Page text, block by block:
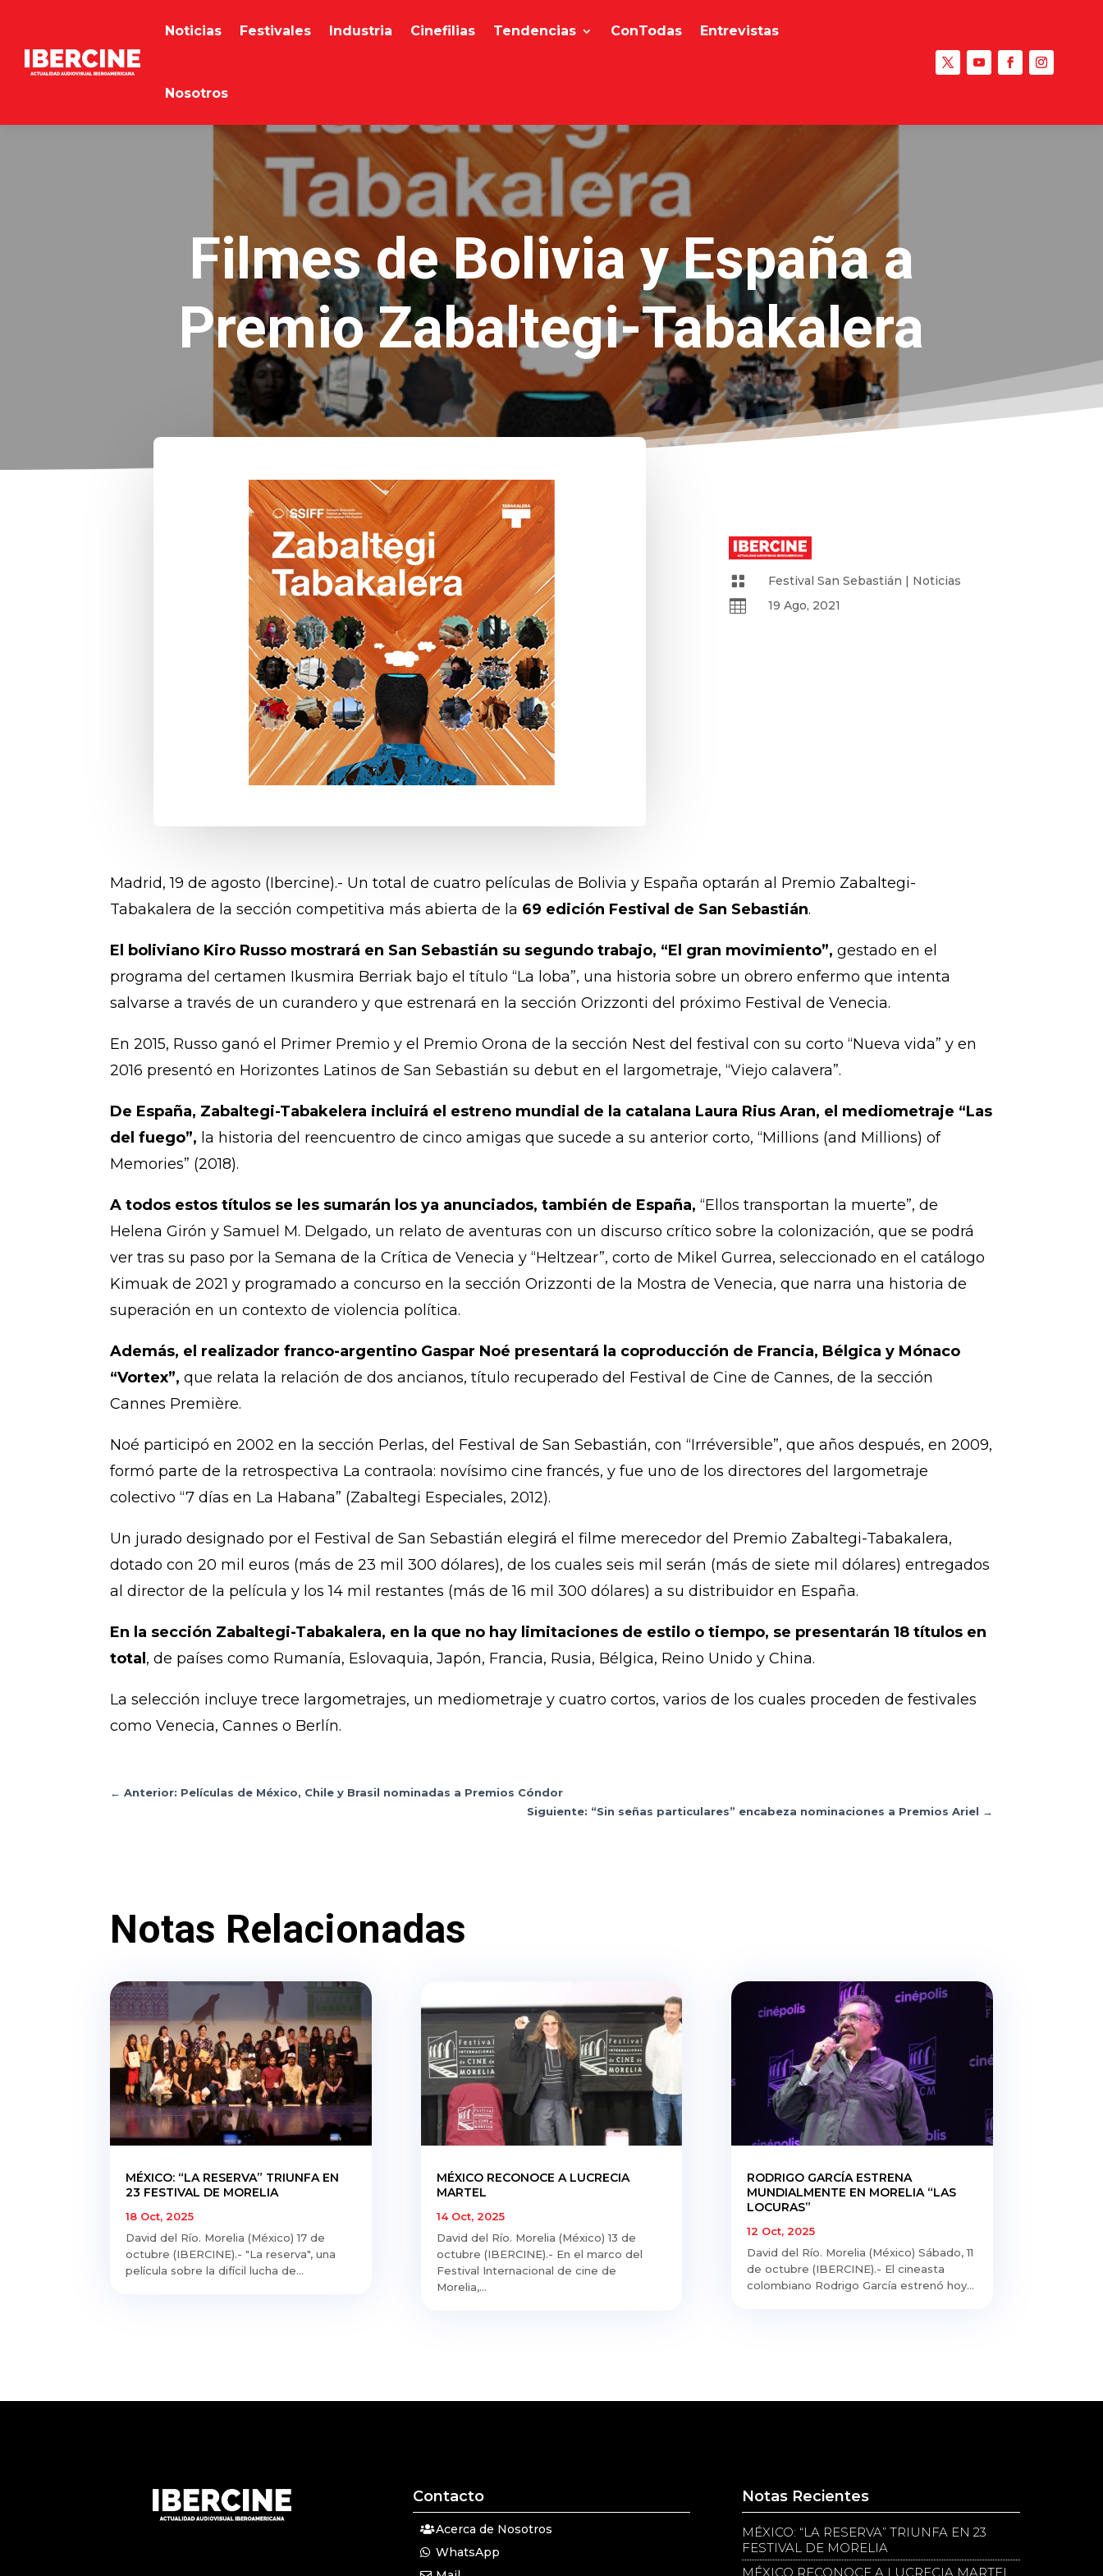
Noticias Festivales Industria Cinefilias Tendencias ConTodas Entrevistas
Nosotros
Filmes de Bolivia y España a
Premio Zabaltegi-Tabakalera
 Festival San Sebastián | Noticias
 19 Ago, 2021
Madrid, 19 de agosto (Ibercine).- Un total de cuatro películas de Bolivia y España optarán al Premio Zabaltegi-
Tabakalera de la sección competitiva más abierta de la 69 edición Festival de San Sebastián.
El boliviano Kiro Russo mostrará en San Sebastián su segundo trabajo, “El gran movimiento”, gestado en el
programa del certamen Ikusmira Berriak bajo el título “La loba”, una historia sobre un obrero enfermo que intenta
salvarse a través de un curandero y que estrenará en la sección Orizzonti del próximo Festival de Venecia.
En 2015, Russo ganó el Primer Premio y el Premio Orona de la sección Nest del festival con su corto “Nueva vida” y en
2016 presentó en Horizontes Latinos de San Sebastián su debut en el largometraje, “Viejo calavera”.
De España, Zabaltegi-Tabakelera incluirá el estreno mundial de la catalana Laura Rius Aran, el mediometraje “Las
del fuego”, la historia del reencuentro de cinco amigas que sucede a su anterior corto, “Millions (and Millions) of
Memories” (2018).
A todos estos títulos se les sumarán los ya anunciados, también de España, “Ellos transportan la muerte”, de
Helena Girón y Samuel M. Delgado, un relato de aventuras con un discurso crítico sobre la colonización, que se podrá
ver tras su paso por la Semana de la Crítica de Venecia y “Heltzear”, corto de Mikel Gurrea, seleccionado en el catálogo
Kimuak de 2021 y programado a concurso en la sección Orizzonti de la Mostra de Venecia, que narra una historia de
superación en un contexto de violencia política.
Además, el realizador franco-argentino Gaspar Noé presentará la coproducción de Francia, Bélgica y Mónaco
“Vortex”, que relata la relación de dos ancianos, título recuperado del Festival de Cine de Cannes, de la sección
Cannes Première.
Noé participó en 2002 en la sección Perlas, del Festival de San Sebastián, con “Irréversible”, que años después, en 2009,
formó parte de la retrospectiva La contraola: novísimo cine francés, y fue uno de los directores del largometraje
colectivo “7 días en La Habana” (Zabaltegi Especiales, 2012).
Un jurado designado por el Festival de San Sebastián elegirá el filme merecedor del Premio Zabaltegi-Tabakalera,
dotado con 20 mil euros (más de 23 mil 300 dólares), de los cuales seis mil serán (más de siete mil dólares) entregados
al director de la película y los 14 mil restantes (más de 16 mil 300 dólares) a su distribuidor en España.
En la sección Zabaltegi-Tabakalera, en la que no hay limitaciones de estilo o tiempo, se presentarán 18 títulos en
total , de países como Rumanía, Eslovaquia, Japón, Francia, Rusia, Bélgica, Reino Unido y China.
La selección incluye trece largometrajes, un mediometraje y cuatro cortos, varios de los cuales proceden de festivales
como Venecia, Cannes o Berlín.
←Anterior: Películas de México, Chile y Brasil nominadas a Premios Cóndor
Siguiente: “Sin señas particulares” encabeza nominaciones a Premios Ariel →
Notas Relacionadas
MÉXICO: “LA RESERVA” TRIUNFA EN
23 FESTIVAL DE MORELIA
18 Oct, 2025
David del Río. Morelia (México) 17 de
octubre (IBERCINE).- "La reserva", una
película sobre la difícil lucha de...
MÉXICO RECONOCE A LUCRECIA
MARTEL
14 Oct, 2025
David del Río. Morelia (México) 13 de
octubre (IBERCINE).- En el marco del
Festival Internacional de cine de
Morelia,...
RODRIGO GARCÍA ESTRENA
MUNDIALMENTE EN MORELIA “LAS
LOCURAS”
12 Oct, 2025
David del Río. Morelia (México) Sábado, 11
de octubre (IBERCINE).- El cineasta
colombiano Rodrigo García estrenó hoy...
Contacto
Acerca de Nosotros
WhatsApp
Notas Recientes
MÉXICO: “LA RESERVA” TRIUNFA EN 23
FESTIVAL DE MORELIA
MÉXICO RECONOCE A LUCRECIA MARTEL